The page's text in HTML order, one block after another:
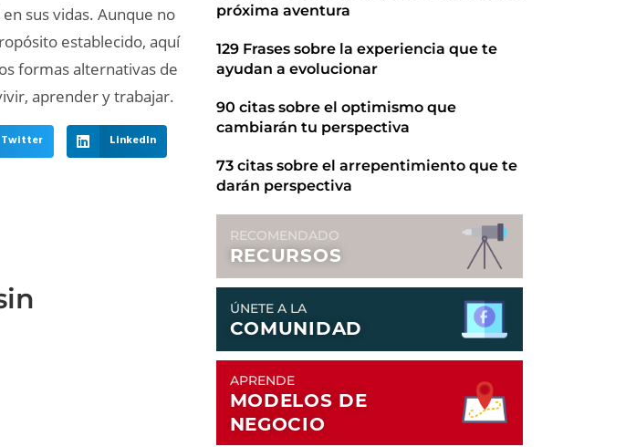
sus vidas. Aunque no
establecido, aquí
formas alternativas de
aprender y trabajar.
Twitter LinkedIn
próxima aventura
129 Frases sobre la experiencia que te
ayudan a evolucionar
90 citas sobre el optimismo que
cambiarán tu perspectiva
73 citas sobre el arrepentimiento que te
darán perspectiva
RECOMENDADO
RECURSOS
ÚNETE A LA
COMUNIDAD
APRENDE
MODELOS DE
NEGOCIO